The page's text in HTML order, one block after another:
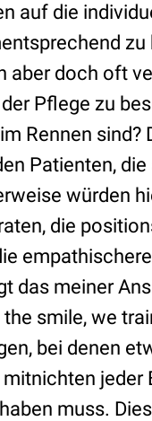
auf die
aber doch oft
Pflege zu
Rennen sind?
Patienten,
würden
die
das meiner
smile, we
bei denen
jeder
muss.